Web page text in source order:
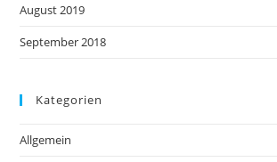
August 2019
September 2018
Kategorien
Allgemein